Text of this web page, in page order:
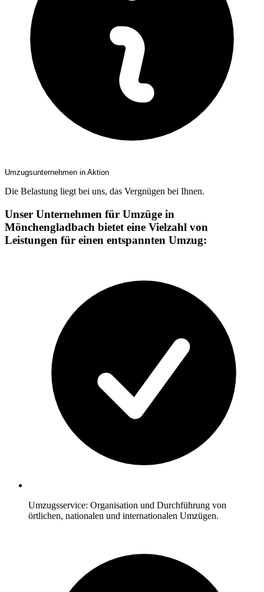
Umzugsunternehmen in Aktion
Die Belastung liegt bei uns, das Vergnügen bei Ihnen.
Unser Unternehmen für Umzüge in
Mönchengladbach bietet eine Vielzahl von
Leistungen für einen entspannten Umzug:
Umzugsservice: Organisation und Durchführung von
örtlichen, nationalen und internationalen Umzügen.